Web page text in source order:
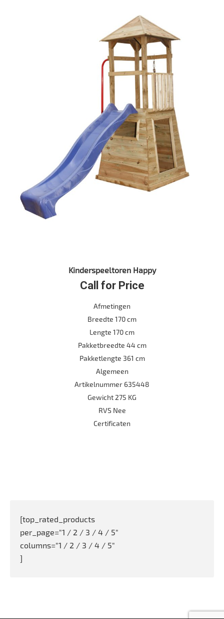
Kinderspeeltoren Happy
Call for Price
Afmetingen
Breedte 170 cm
Lengte 170 cm
Pakketbreedte 44 cm
Pakketlengte 361 cm
Algemeen
Artikelnummer 635448
Gewicht 275 KG
RVS Nee
Certificaten
[top_rated_products
per_page="1 / 2 / 3 / 4 / 5"
columns="1 / 2 / 3 / 4 / 5"
]